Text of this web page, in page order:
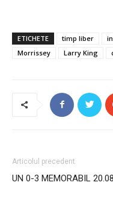
ETICHETE timp liber
Morrissey
Larry King
Articolul precedent
UN 0-3 MEMORABIL